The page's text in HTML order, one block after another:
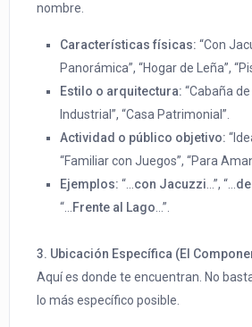
nombre.
Características físicas: “Con
Panorámica”, “Hogar de Leña”,
Estilo o arquitectura: “Cabaña
Industrial”, “Casa Patrimonial”.
Actividad o público objetivo:
“Familiar con Juegos”, “Para
Ejemplos: “… con Jacuzzi …”, “…
“…
Frente al Lago …”.
3. Ubicación Específica (El
Aquí es donde te encuentran. No
lo más específico posible.